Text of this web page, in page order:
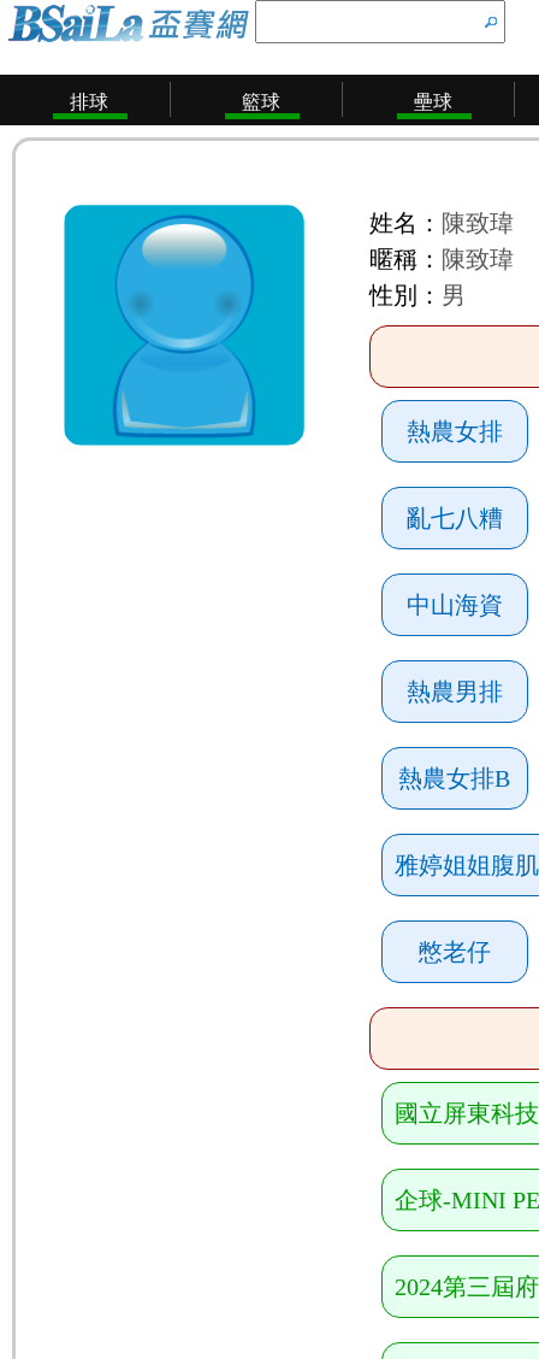
排球 籃球 壘球
姓名： 陳致瑋
暱稱： 陳致瑋
性別： 男
熱農女排
亂七八糟
中山海資
熱農男排
熱農女排B
雅婷姐姐腹
憋老仔
國立屏東科
企球-MINI
2024第三屆